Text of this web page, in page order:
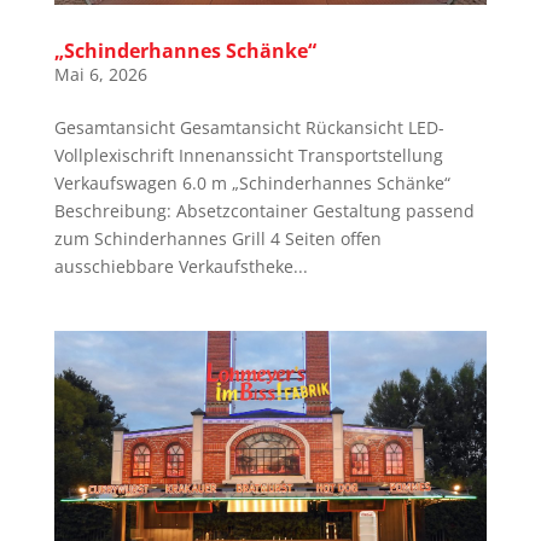
„Schinderhannes Schänke“
Mai 6, 2026
Gesamtansicht Gesamtansicht Rückansicht LED-
Vollplexischrift Innenanssicht Transportstellung
Verkaufswagen 6.0 m „Schinderhannes Schänke“
Beschreibung: Absetzcontainer Gestaltung passend
zum Schinderhannes Grill 4 Seiten offen
ausschiebbare Verkaufstheke...